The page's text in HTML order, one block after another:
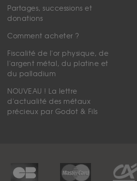
Partages, successions et
donations
Comment acheter ?
Fiscalité de l'or physique, de
l'argent métal, du platine et
du palladium
NOUVEAU ! La lettre
d'actualité des métaux
précieux par Godot & Fils